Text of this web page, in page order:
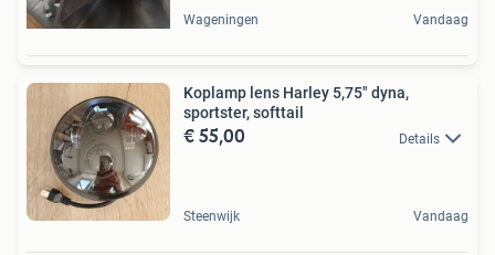
Wageningen Vandaag
Koplamp lens Harley 5,75" dyna,
sportster, softtail
€ 55,00 Details
Steenwijk Vandaag